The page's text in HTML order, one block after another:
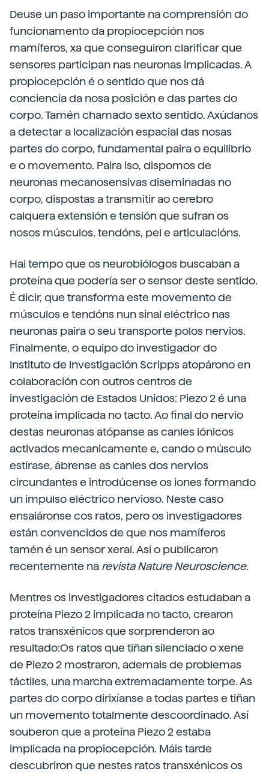
Deuse un paso importante na comprensión do
funcionamento da propiocepción nos
mamíferos, xa que conseguiron clarificar que
sensores participan nas neuronas implicadas. A
propiocepción é o sentido que nos dá
conciencia da nosa posición e das partes do
corpo. Tamén chamado sexto sentido. Axúdanos
a detectar a localización espacial das nosas
partes do corpo, fundamental paira o equilibrio
e o movemento. Paira iso, dispomos de
neuronas mecanosensivas diseminadas no
corpo, dispostas a transmitir ao cerebro
calquera extensión e tensión que sufran os
nosos músculos, tendóns, pel e articulacións.
Hai tempo que os neurobiólogos buscaban a
proteína que podería ser o sensor deste sentido.
É dicir, que transforma este movemento de
músculos e tendóns nun sinal eléctrico nas
neuronas paira o seu transporte polos nervios.
Finalmente, o equipo do investigador do
Instituto de Investigación Scripps atopárono en
colaboración con outros centros de
investigación de Estados Unidos: Piezo 2 é una
proteína implicada no tacto. Ao final do nervio
destas neuronas atópanse as canles iónicos
activados mecanicamente e, cando o músculo
estírase, ábrense as canles dos nervios
circundantes e introdúcense os iones formando
un impulso eléctrico nervioso. Neste caso
ensaiáronse cos ratos, pero os investigadores
están convencidos de que nos mamíferos
tamén é un sensor xeral. Así o publicaron
recentemente na revista Nature Neuroscience.
Mentres os investigadores citados estudaban a
proteína Piezo 2 implicada no tacto, crearon
ratos transxénicos que sorprenderon ao
resultado:Os ratos que tiñan silenciado o xene
de Piezo 2 mostraron, ademais de problemas
táctiles, una marcha extremadamente torpe. As
partes do corpo dirixíanse a todas partes e tiñan
un movemento totalmente descoordinado. Así
souberon que a proteína Piezo 2 estaba
implicada na propiocepción. Máis tarde
descubriron que nestes ratos transxénicos os